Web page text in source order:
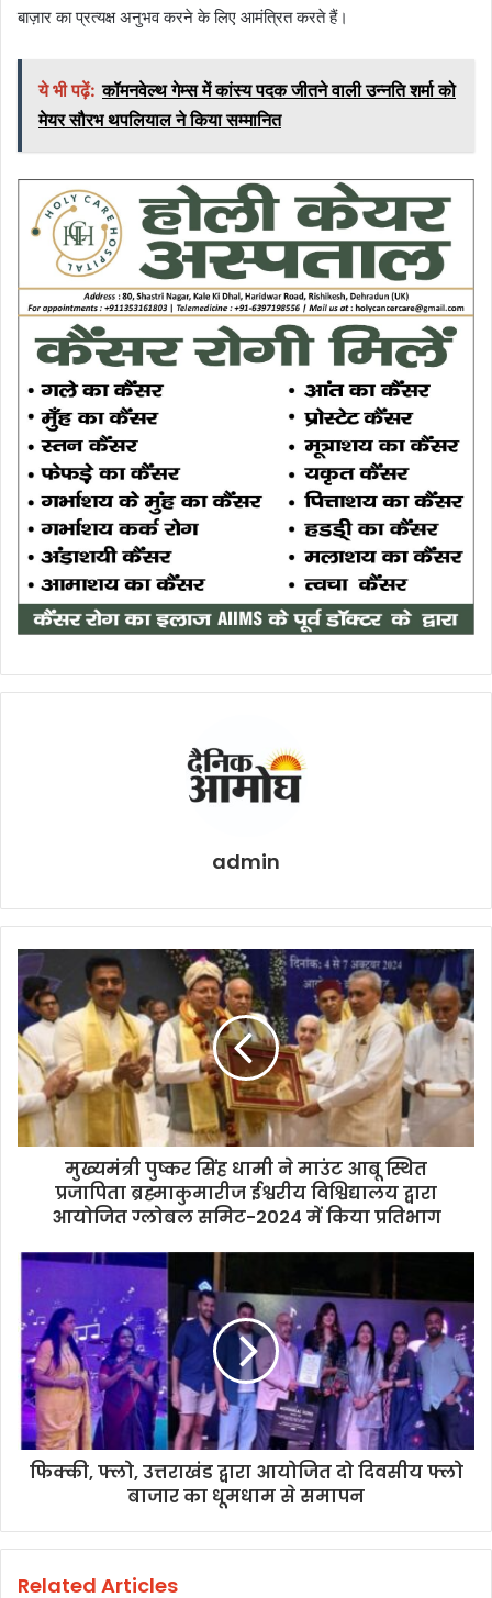
बाज़ार का प्रत्यक्ष अनुभव करने के लिए आमंत्रित करते हैं।
ये भी पढ़ें: कॉमनवेल्थ गेम्स में कांस्य पदक जीतने वाली उन्नति शर्मा को
मेयर सौरभ थपलियाल ने किया सम्मानित
admin
मुख्यमंत्री पुष्कर सिंह धामी ने माउंट आबू स्थित
प्रजापिता ब्रह्माकुमारीज ईश्वरीय विश्विद्यालय द्वारा
आयोजित ग्लोबल समिट-2024 में किया प्रतिभाग
फिक्की, फ्लो, उत्तराखंड द्वारा आयोजित दो दिवसीय फ्लो
बाजार का धूमधाम से समापन
Related Articles